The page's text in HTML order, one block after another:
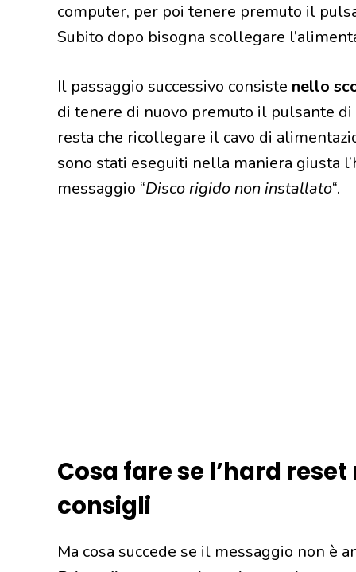
computer, per poi tenere premuto il
Subito dopo bisogna scollegare
Il passaggio successivo consiste nello
di tenere di nuovo premuto il pulsante di
resta che ricollegare il cavo di
sono stati eseguiti nella maniera giusta
messaggio “Disco rigido non installato“.
Cosa fare se l’hard
consigli
Ma cosa succede se il messaggio non è